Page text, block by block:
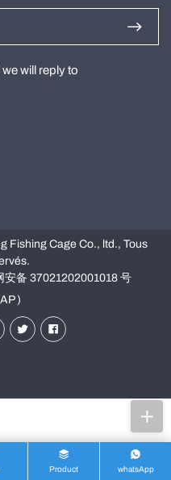
Product whatsApp
will reply to
Fishing Cage Co., ltd., Tous
安备 37021202001018 号
)